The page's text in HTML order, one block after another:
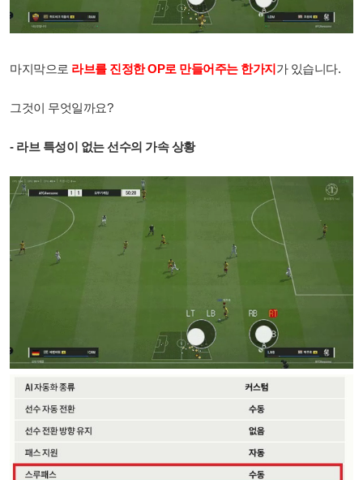
마지막으로 라브를 진정한 OP로 만들어주는 한가지가 있습니다.
그것이 무엇일까요?
- 라브 특성이 없는 선수의 가속 상황